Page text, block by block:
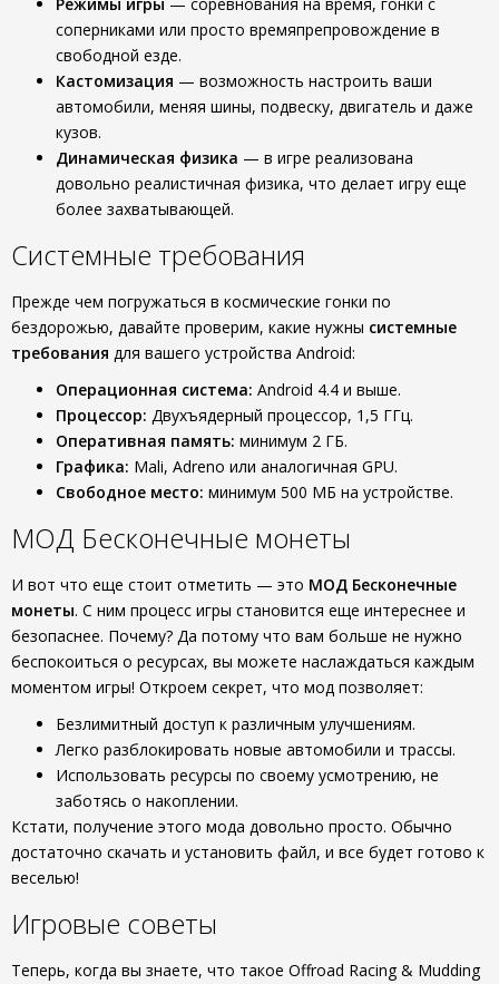
соперниками или просто времяпрепровождение в
свободной езде.
Кастомизация — возможность настроить ваши
автомобили, меняя шины, подвеску, двигатель и даже
кузов.
Динамическая физика — в игре реализована
довольно реалистичная физика, что делает игру еще
более захватывающей.
Системные требования
Прежде чем погружаться в космические гонки по
бездорожью, давайте проверим, какие нужны системные
требования для вашего устройства Android:
Операционная система: Android 4.4 и выше.
Процессор: Двухъядерный процессор, 1,5 ГГц.
Оперативная память: минимум 2 ГБ.
Графика: Mali, Adreno или аналогичная GPU.
Свободное место: минимум 500 МБ на устройстве.
МОД Бесконечные монеты
И вот что еще стоит отметить — это МОД Бесконечные
монеты. С ним процесс игры становится еще интереснее и
безопаснее. Почему? Да потому что вам больше не нужно
беспокоиться о ресурсах, вы можете наслаждаться каждым
моментом игры! Откроем секрет, что мод позволяет:
Безлимитный доступ к различным улучшениям.
Легко разблокировать новые автомобили и трассы.
Использовать ресурсы по своему усмотрению, не
заботясь о накоплении.
Кстати, получение этого мода довольно просто. Обычно
достаточно скачать и установить файл, и все будет готово к
веселью!
Игровые советы
Теперь, когда вы знаете, что такое Offroad Racing & Mudding